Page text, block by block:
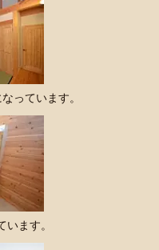
っています。
ます。